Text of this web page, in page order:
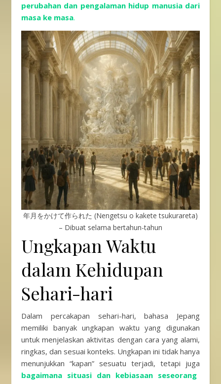
perubahan dan pengalaman hidup manusia dari
masa ke masa.
年月をかけて作られた (Nengetsu o kakete tsukurareta)
– Dibuat selama bertahun-tahun
Ungkapan Waktu
dalam Kehidupan
Sehari-hari
Dalam percakapan sehari-hari, bahasa Jepang
memiliki banyak ungkapan waktu yang digunakan
untuk menjelaskan aktivitas dengan cara yang alami,
ringkas, dan sesuai konteks. Ungkapan ini tidak hanya
menunjukkan “kapan” sesuatu terjadi, tetapi juga
bagaimana situasi dan kebiasaan seseorang